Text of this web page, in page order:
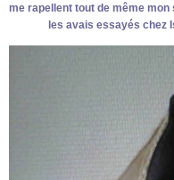
me rapellent tout de même
les avais essayés chez